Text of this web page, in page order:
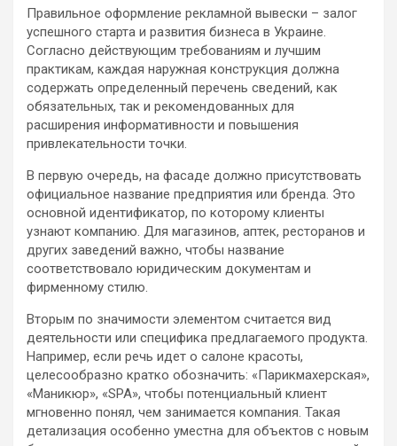
Правильное оформление рекламной вывески – залог
успешного старта и развития бизнеса в Украине.
Согласно действующим требованиям и лучшим
практикам, каждая наружная конструкция должна
содержать определенный перечень сведений, как
обязательных, так и рекомендованных для
расширения информативности и повышения
привлекательности точки.
В первую очередь, на фасаде должно присутствовать
официальное название предприятия или бренда. Это
основной идентификатор, по которому клиенты
узнают компанию. Для магазинов, аптек, ресторанов и
других заведений важно, чтобы название
соответствовало юридическим документам и
фирменному стилю.
Вторым по значимости элементом считается вид
деятельности или специфика предлагаемого продукта.
Например, если речь идет о салоне красоты,
целесообразно кратко обозначить: «Парикмахерская»,
«Маникюр», «SPA», чтобы потенциальный клиент
мгновенно понял, чем занимается компания. Такая
детализация особенно уместна для объектов с новым